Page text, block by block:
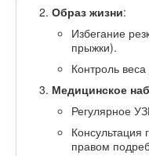
Образ жизни:
Избегание
прыжки).
Контроль
Медицинское
Регулярное
Консультация
правом